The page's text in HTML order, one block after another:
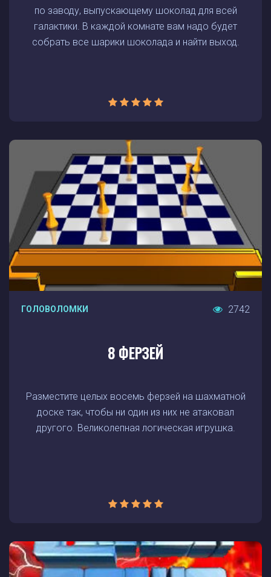
по заводу, выпускающему шоколад для всей
галактики. В каждой комнате вам надо будет
собрать все шарики шоколада и найти выход.
ГОЛОВОЛОМКИ 2742
8 ФЕРЗЕЙ
Разместите целых восемь ферзей на шахматной
доске так, чтобы ни один из них не атаковал
другого. Великолепная логическая игрушка.